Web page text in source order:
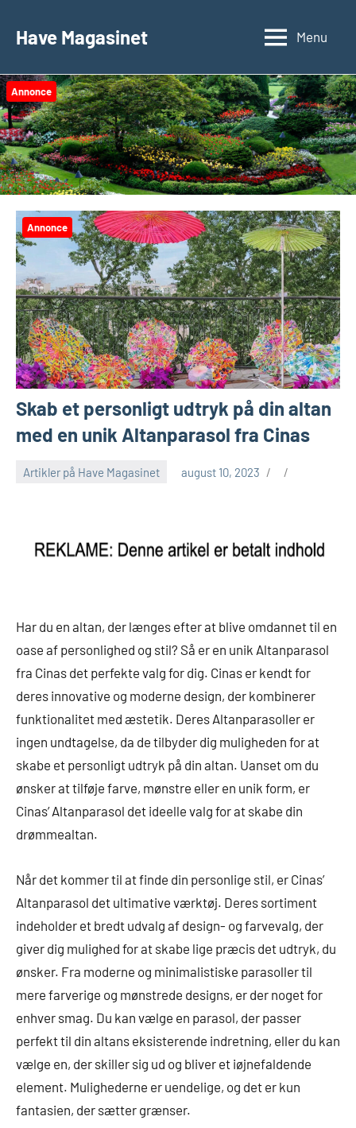
Have Magasinet Menu
Annonce
Annonce
Skab et personligt udtryk på din altan
med en unik Altanparasol fra Cinas
Artikler på Have Magasinet august 10, 2023
Har du en altan, der længes efter at blive omdannet til en
oase af personlighed og stil? Så er en unik Altanparasol
fra Cinas det perfekte valg for dig. Cinas er kendt for
deres innovative og moderne design, der kombinerer
funktionalitet med æstetik. Deres Altanparasoller er
ingen undtagelse, da de tilbyder dig muligheden for at
skabe et personligt udtryk på din altan. Uanset om du
ønsker at tilføje farve, mønstre eller en unik form, er
Cinas’ Altanparasol det ideelle valg for at skabe din
drømmealtan.
Når det kommer til at finde din personlige stil, er Cinas’
Altanparasol det ultimative værktøj. Deres sortiment
indeholder et bredt udvalg af design- og farvevalg, der
giver dig mulighed for at skabe lige præcis det udtryk, du
ønsker. Fra moderne og minimalistiske parasoller til
mere farverige og mønstrede designs, er der noget for
enhver smag. Du kan vælge en parasol, der passer
perfekt til din altans eksisterende indretning, eller du kan
vælge en, der skiller sig ud og bliver et iøjnefaldende
element. Mulighederne er uendelige, og det er kun
fantasien, der sætter grænser.